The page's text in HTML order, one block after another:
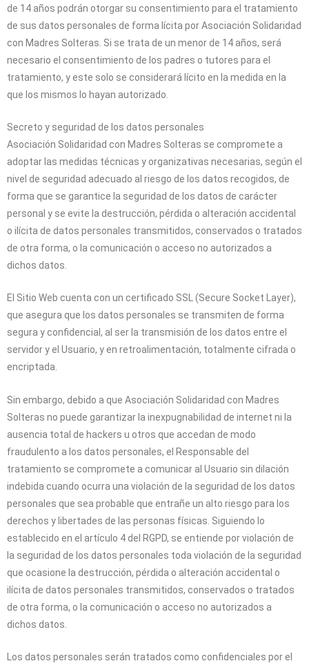
de 14 años podrán otorgar su consentimiento para el tratamiento
de sus datos personales de forma lícita porAsociación Solidaridad
con Madres Solteras . Si se trata de un menor de 14 años, será
necesario el consentimiento de los padres o tutores para el
tratamiento, y este solo se considerará lícito en la medida en la
que los mismos lo hayan autorizado.
Secreto y seguridad de los datos personales
Asociación Solidaridad con Madres Solteras se compromete a
adoptar las medidas técnicas y organizativas necesarias, según el
nivel de seguridad adecuado al riesgo de los datos recogidos, de
forma que se garantice la seguridad de los datos de carácter
personal y se evite la destrucción, pérdida o alteración accidental
o ilícita de datos personales transmitidos, conservados o tratados
de otra forma, o la comunicación o acceso no autorizados a
dichos datos.
El Sitio Web cuenta con un certificado SSL (Secure Socket Layer),
que asegura que los datos personales se transmiten de forma
segura y confidencial, al ser la transmisión de los datos entre el
servidor y el Usuario, y en retroalimentación, totalmente cifrada o
encriptada.
Sin embargo, debido a que Asociación Solidaridad con Madres
Solteras no puede garantizar la inexpugnabilidad de internet ni la
ausencia total de hackers u otros que accedan de modo
fraudulento a los datos personales, el Responsable del
tratamiento se compromete a comunicar al Usuario sin dilación
indebida cuando ocurra una violación de la seguridad de los datos
personales que sea probable que entrañe un alto riesgo para los
derechos y libertades de las personas físicas. Siguiendo lo
establecido en el artículo 4 del RGPD, se entiende por violación de
la seguridad de los datos personales toda violación de la seguridad
que ocasione la destrucción, pérdida o alteración accidental o
ilícita de datos personales transmitidos, conservados o tratados
de otra forma, o la comunicación o acceso no autorizados a
dichos datos.
Los datos personales serán tratados como confidenciales por el